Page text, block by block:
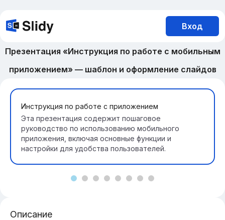
Вход
Презентация «Инструкция по работе с мобильным
приложением» — шаблон и оформление слайдов
Инструкция по работе с приложением
Эта презентация содержит пошаговое
руководство по использованию мобильного
приложения, включая основные функции и
настройки для удобства пользователей.
Описание